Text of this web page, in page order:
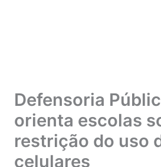
Defensoria
orienta escolas
restrição do uso
celulares